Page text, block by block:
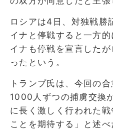
ロシアは4日、対独戦勝
イナと停戦すると一方
イナも停戦を宣言した
ったという。
トランプ氏は、今回の
1000人ずつの捕虜交換
に長く激しく行われた
ことを期待する」と述べ